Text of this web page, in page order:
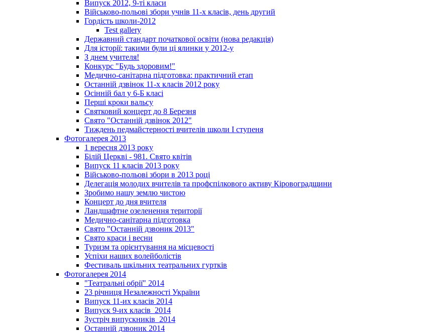
Випуск 2012, 9-ті класи
Військово-польові збори учнів 11-х класів, день другий
Гордість школи-2012
Test gallery
Державний стандарт початкової освіти (нова редакція)
Для історії: такими були ці ялинки у 2012-у
З днем учителя!
Конкурс "Будь здоровим!"
Медично-санітарна підготовка: практичний етап
Останній дзвінок 11-х класів 2012 року
Осінній бал у 6-Б класі
Перші кроки вальсу
Святковий концерт до 8 Березня
Свято "Останній дзвінок 2012"
Тиждень педмайстерності вчителів школи І ступеня
Фотогалерея 2013
1 вересня 2013 року
Білій Церкві - 981. Свято квітів
Випуск 11 класів 2013 року
Військово-польові збори в 2013 році
Делегація молодих вчителів та профспілкового активу Кіровоградщини
Зробимо нашу землю чистою
Концерт до дня вчителя
Ландшафтне озеленення території
Медично-санітарна підготовка
Свято "Останній дзвоник 2013"
Свято краси і весни
Туризм та орієнтування на місцевості
Успіхи наших волейболістів
Фестиваль шкільних театральних гуртків
Фотогалерея 2014
"Театральні обрії" 2014
23 річниця Незалежності України
Випуск 11-их класів 2014
Випуск 9-их класів_2014
Зустріч випускників_2014
Останній дзвоник 2014